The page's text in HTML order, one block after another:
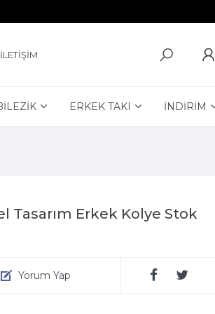
İLETİŞİM
ERKEK TAKI İNDİRİM
Tasarım Erkek Kolye Stok
Yorum Yap